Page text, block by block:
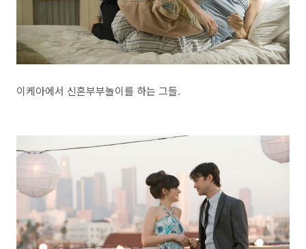
이케아에서 신혼부부놀이를 하는 그들.